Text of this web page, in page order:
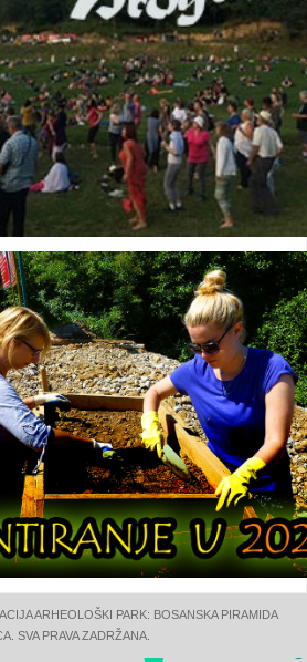
ARHEOLOŠKI PARK: BOSANSKA PIRAMIDA
SVA PRAVA ZADRŽANA.